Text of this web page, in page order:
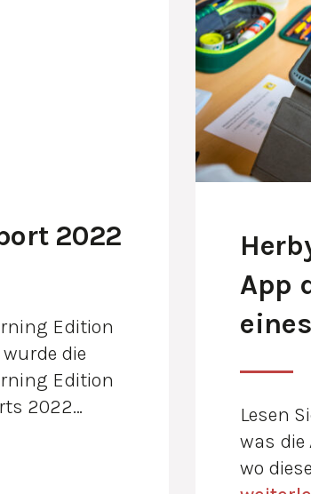
2022
Edition
die
Edition
2022…
App
Lesen
was die
wo